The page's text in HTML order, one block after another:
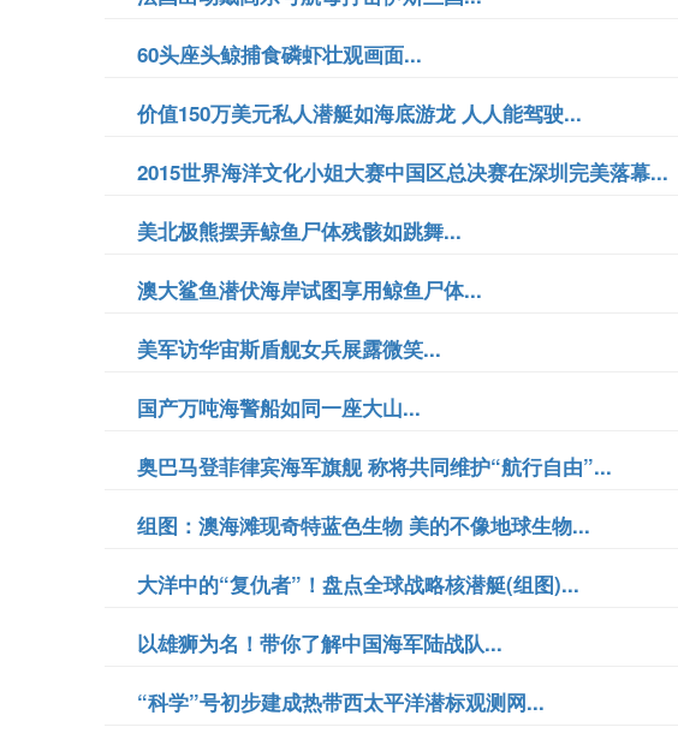
60头座头鲸捕食磷虾壮观画面...
价值150万美元私人潜艇如海底游龙 人人能驾驶...
2015世界海洋文化小姐大赛中国区总决赛在深圳完美落幕...
美北极熊摆弄鲸鱼尸体残骸如跳舞...
澳大鲨鱼潜伏海岸试图享用鲸鱼尸体...
美军访华宙斯盾舰女兵展露微笑...
国产万吨海警船如同一座大山...
奥巴马登菲律宾海军旗舰 称将共同维护“航行自由”...
组图：澳海滩现奇特蓝色生物 美的不像地球生物...
大洋中的“复仇者”！盘点全球战略核潜艇(组图)...
以雄狮为名！带你了解中国海军陆战队...
“科学”号初步建成热带西太平洋潜标观测网...